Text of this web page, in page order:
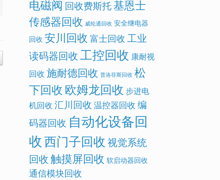
电磁阀 回收费斯托基恩士
传感器回收 威纶通回收 安全继电器
回收 安川回收 富士回收 工业
读码器回收工控回收 康耐视
回收 施耐德回收 普洛菲斯回收 松
下回收欧姆龙回收 步进电
机回收 汇川回收 温控器回收 编
码器回收 自动化设备回
收西门子回收视觉系统
回收触摸屏回收 软启动器回收
通信模块回收